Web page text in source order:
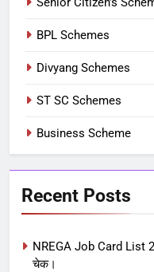
BPL Schemes
Divyang Schemes
ST SC Schemes
Business Scheme
Recent Posts
NREGA Job Card List
चेक।